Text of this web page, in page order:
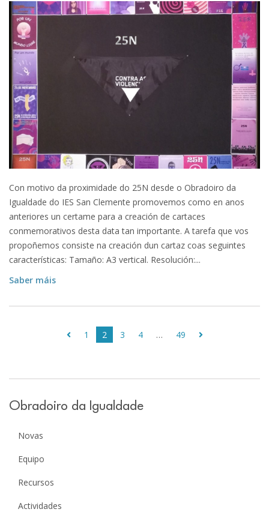
Con motivo da proximidade do 25N desde o Obradoiro da
Igualdade do IES San Clemente promovemos como en anos
anteriores un certame para a creación de cartaces
conmemorativos desta data tan importante. A tarefa que vos
propoñemos consiste na creación dun cartaz coas seguintes
características: Tamaño: A3 vertical. Resolución:...
Saber máis
1 2 3 4 … 49
Obradoiro da Igualdade
Novas
Equipo
Recursos
Actividades